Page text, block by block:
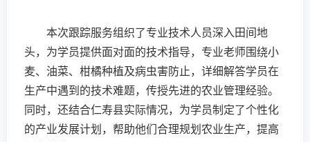
本次跟踪服务组织了专业技术人员深入田间地
头，为学员提供面对面的技术指导，专业老师围绕小
麦、油菜、柑橘种植及病虫害防止，详细解答学员在
生产中遇到的技术难题，传授先进的农业管理经验。
同时，还结合仁寿县实际情况，为学员制定了个性化
的产业发展计划，帮助他们合理规划农业生产，提高